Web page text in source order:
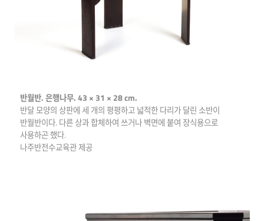
반월반. 은행나무. 43 × 31 × 28 cm.
반달 모양의 상판에 세 개의 평평하고 넓적한 다리가 달린 소반이
반월반이다. 다른 상과 합체하여 쓰거나 벽면에 붙여 장식용으로
사용하곤 했다.
나주반전수교육관 제공